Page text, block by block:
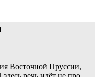
Восточной Пруссии,